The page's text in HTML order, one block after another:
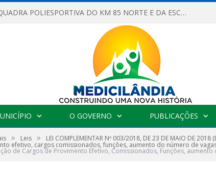
OBRAS DA QUADRA POLIESPORTIVA DO KM 85 NORTE E DA ESCOLA GASPAR VIANA AVANÇAM
O GOVERNO PUBLICAÇÕES
» Leis » LEI COMPLEMENTAR Nº 003/2018, DE 23 DE MAIO DE
efetivo, cargos comissionados, funções, aumento do número de
de Cargos de Provimento Efetivo, Comissionados, Funções, aumento